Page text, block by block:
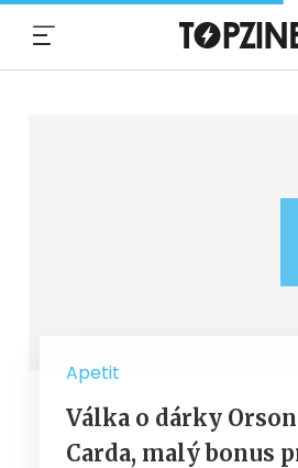
Apetit
Válka o dárky
Carda, malý bonus